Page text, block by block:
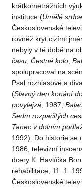
krátkometrážních
instituce (Umělé srdce
Československé
rovněž kryt cizími
nebyly v té době na
času Čestné kolo
spolupracoval na
Psal rozhlasové a
(Slavný den konání
povylejzá , 1987;
Sedm rozpačitých
Tanec v dolním
1992). Do historie se
1986, televizní
dcery K. Havlíčka
rehabilitace, 11. 1.
Československé